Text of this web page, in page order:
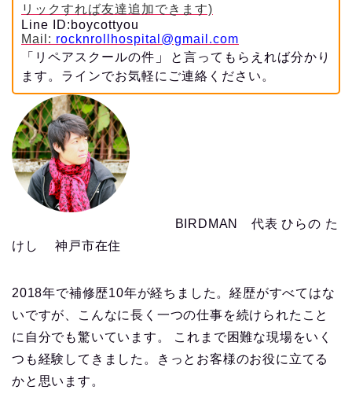
リックすれば友達追加できます)
Line ID:boycottyou
Mail: rocknrollhospital@gmail.com
「リペアスクールの件 」
と言ってもらえれば分かり
ます。ラインでお気軽にご連絡ください。
BIRDMAN 代表 ひらの た
けし 神戸市在住
2018年で補修歴10年が経ちました。経歴がすべてはな
いですが、こんなに長く一つの仕事を続けられたこと
に自分でも驚いています。 これまで困難な現場をいく
つも経験してきました。きっとお客様のお役に立てる
かと思います。